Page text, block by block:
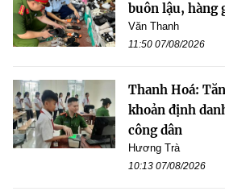
buôn lậu, hàng
Văn Thanh
11:50 07/08/2026
Thanh Hoá:
khoản định
công dân
Hương Trà
10:13 07/08/2026